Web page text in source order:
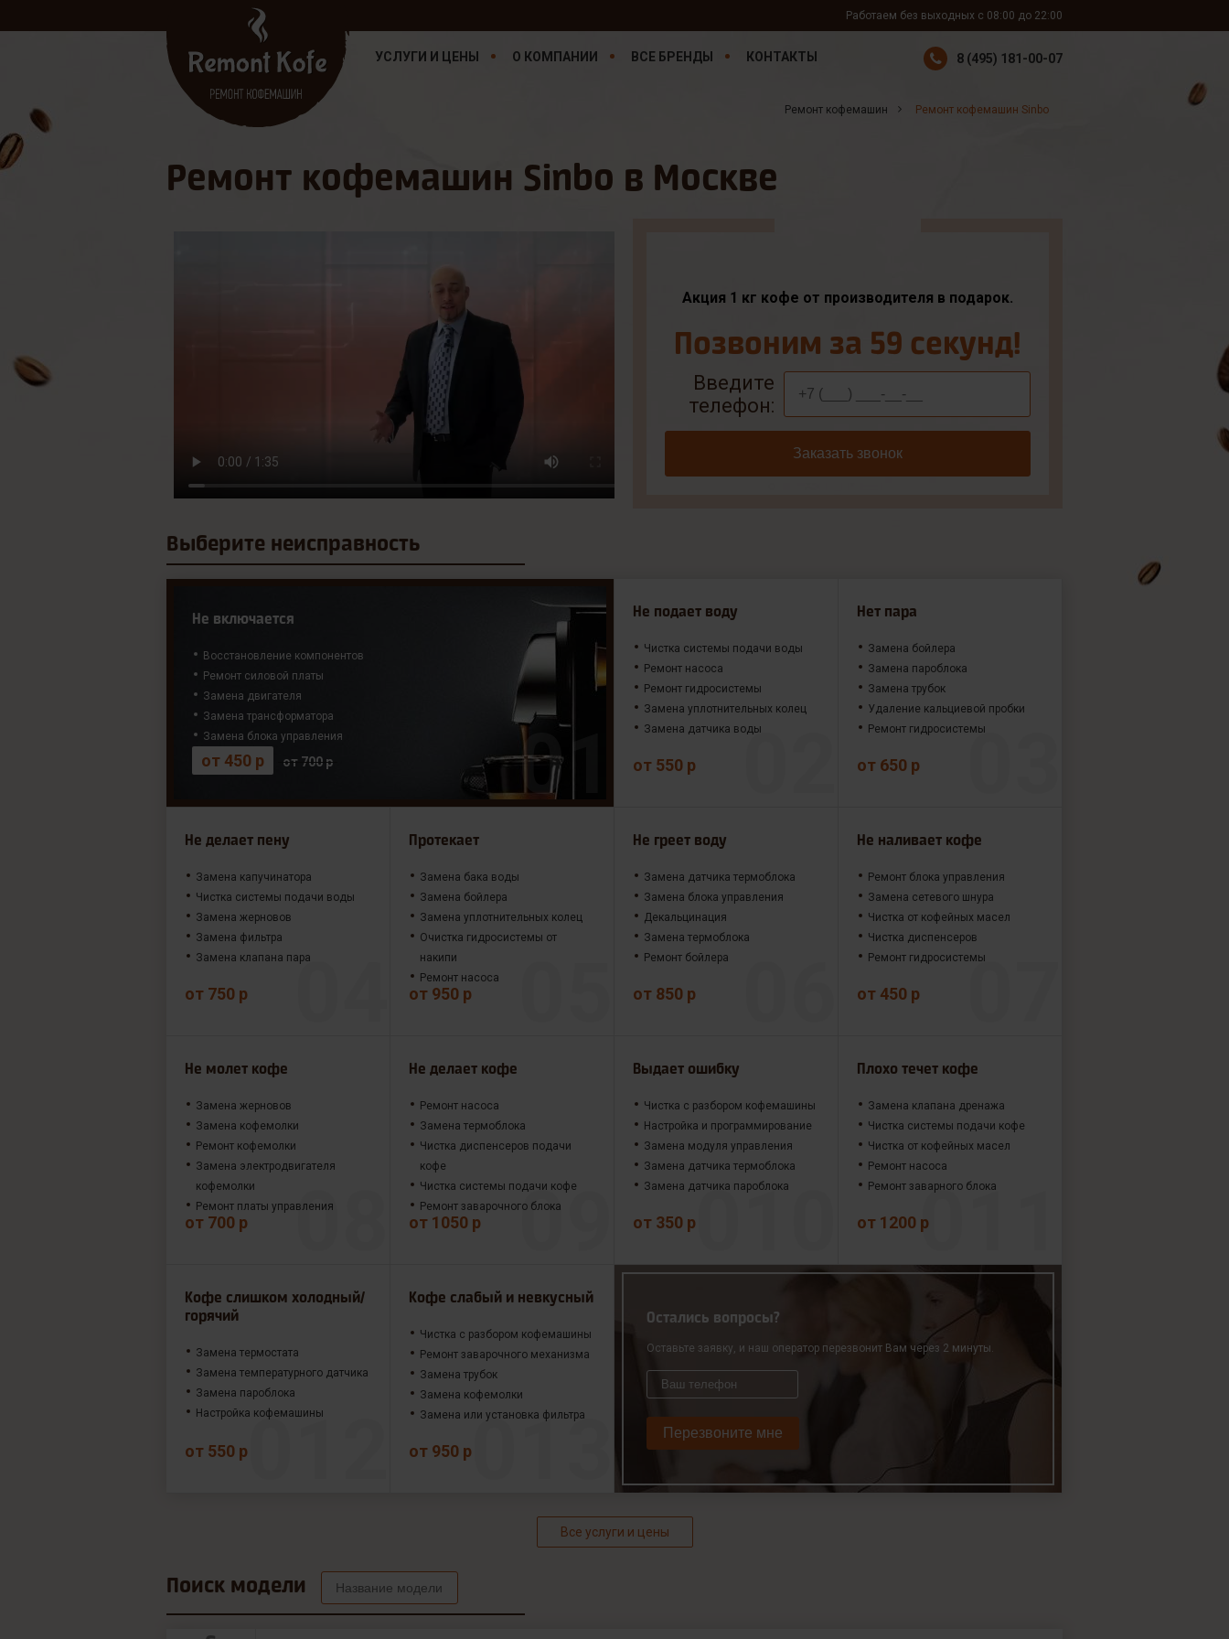
Работаем без выходных с 08:00 до 22:00
УСЛУГИ И ЦЕНЫ О КОМПАНИИ ВСЕ БРЕНДЫ КОНТАКТЫ 8 (495) 181-00-07
Ремонт кофемашин Ремонт кофемашин Sinbo
Ремонт кофемашин Sinbo в Москве
Акция 1 кг кофе от производителя в подарок.
Позвоним за 59 секунд!
Введите
телефон:
Заказать звонок
Выберите неисправность
Не включается
Восстановление компонентов
Ремонт силовой платы
Замена двигателя
Замена трансформатора
Замена блока управления
от 450 р от 700 р
Не подает воду
Чистка системы подачи воды
Ремонт насоса
Ремонт гидросистемы
Замена уплотнительных колец
Замена датчика воды
от 550 р
Нет пара
Замена бойлера
Замена пароблока
Замена трубок
Удаление кальциевой пробки
Ремонт гидросистемы
от 650 р
Не делает пену
Замена капучинатора
Чистка системы подачи воды
Замена жерновов
Замена фильтра
Замена клапана пара
от 750 р
Протекает
Замена бака воды
Замена бойлера
Замена уплотнительных колец
Очистка гидросистемы от
накипи
Ремонт насоса
от 950 р
Не греет воду
Замена датчика термоблока
Замена блока управления
Декальцинация
Замена термоблока
Ремонт бойлера
от 850 р
Не наливает кофе
Ремонт блока управления
Замена сетевого шнура
Чистка от кофейных масел
Чистка диспенсеров
Ремонт гидросистемы
от 450 р
Не молет кофе
Замена жерновов
Замена кофемолки
Ремонт кофемолки
Замена электродвигателя
кофемолки
Ремонт платы управления
от 700 р
Не делает кофе
Ремонт насоса
Замена термоблока
Чистка диспенсеров подачи
кофе
Чистка системы подачи кофе
Ремонт заварочного блока
от 1050 р
Выдает ошибку
Чистка с разбором кофемашины
Настройка и программирование
Замена модуля управления
Замена датчика термоблока
Замена датчика пароблока
от 350 р
Плохо течет кофе
Замена клапана дренажа
Чистка системы подачи кофе
Чистка от кофейных масел
Ремонт насоса
Ремонт заварного блока
от 1200 р
Кофе слишком холодный/
горячий
Замена термостата
Замена температурного датчика
Замена пароблока
Настройка кофемашины
от 550 р
Кофе слабый и невкусный
Чистка с разбором кофемашины
Ремонт заварочного механизма
Замена трубок
Замена кофемолки
Замена или установка фильтра
от 950 р
Остались вопросы?
Оставьте заявку, и наш оператор перезвонит Вам через 2 минуты.
Перезвоните мне
Все услуги и цены
Поиск модели